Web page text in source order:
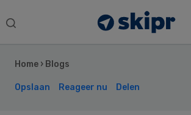
Search
Home › Blogs
Opslaan Reageer nu Delen
Sidebar